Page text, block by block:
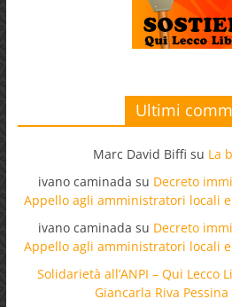
Ultimi
Marc David Biffi su La
ivano caminada su Decreto
Appello agli amministratori locali
ivano caminada su Decreto
Appello agli amministratori locali
Solidarietà all’ANPI – Qui Lecco
Giancarla Riva